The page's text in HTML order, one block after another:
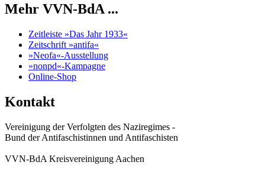
Mehr VVN-BdA ...
Zeitleiste »Das Jahr 1933«
Zeitschrift »antifa«
»Neofa«-Ausstellung
»nonpd«-Kampagne
Online-Shop
Kontakt
Vereinigung der Verfolgten des Naziregimes -
Bund der Antifaschistinnen und Antifaschisten
VVN-BdA Kreisvereinigung Aachen